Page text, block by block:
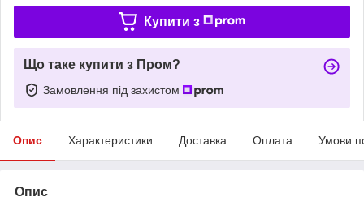
Купити з
Що таке купити з Пром?
Замовлення під захистом
Опис Характеристики Доставка Оплата Умови
Опис